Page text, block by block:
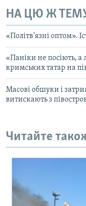
НА ЦЮ Ж
«Політв’язні оптом».
«Паніки не посіють, а
кримських татар на
Масові обшуки і
витискають з
Читайте